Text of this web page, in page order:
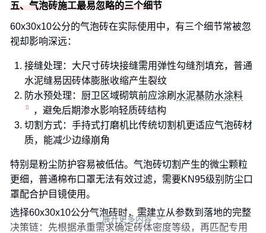
五、气泡砖施工最易忽略的三个细节
60x30x10公分的气泡砖在实际使用中，有三个细节常被忽
视却影响深远：
接缝处理：大尺寸砖块接缝需用弹性勾缝剂填充，普通
水泥缝易因砖体膨胀收缩产生裂纹
防水预处理：厨卫区域砌筑前应涂刷 水泥基防水涂料
，避免后期渗水影响轻质砖结构
切割方式：手持式打磨机比传统切割机更适应气泡砖材
质，能减少边缘崩角
特别是粉尘防护容易被低估。气泡砖切割产生的微尘颗粒
更细，普通棉布口罩无法有效过滤，需要KN95级别防尘口
罩配合护目镜使用。
选择60x30x10公分气泡砖时，需建立从参数到落地的完整
决策链：先根据承重需求确定砖体密度等级，再匹配专用
展开更多内容 